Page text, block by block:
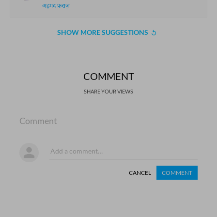
अहमद फ़राज़
SHOW MORE SUGGESTIONS
COMMENT
SHARE YOUR VIEWS
Comment
CANCEL COMMENT